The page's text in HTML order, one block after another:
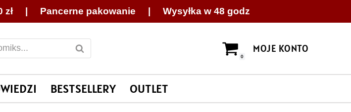
zł | Pancerne pakowanie | Wysyłka w 48 godz
0
MOJE KONTO
BESTSELLERY OUTLET